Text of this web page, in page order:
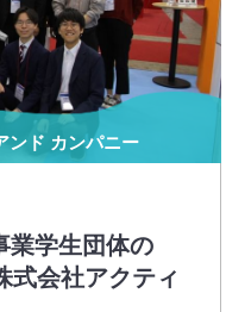
ンド カンパニー
業学生団体の
会社アクティ